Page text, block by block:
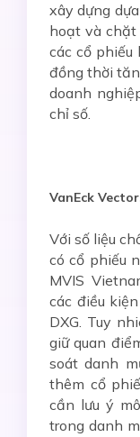
xây dựng
hoạt và chặt
các cổ phiếu
đồng thời
doanh
chỉ số.
VanEck
Với số liệu
có cổ phiếu
MVIS
các điều
DXG. Tuy
giữ quan
soát danh
thêm cổ
cần lưu ý
trong danh